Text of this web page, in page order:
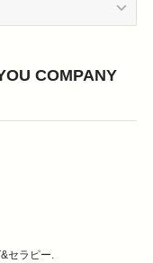
COMPANY
セラピー.